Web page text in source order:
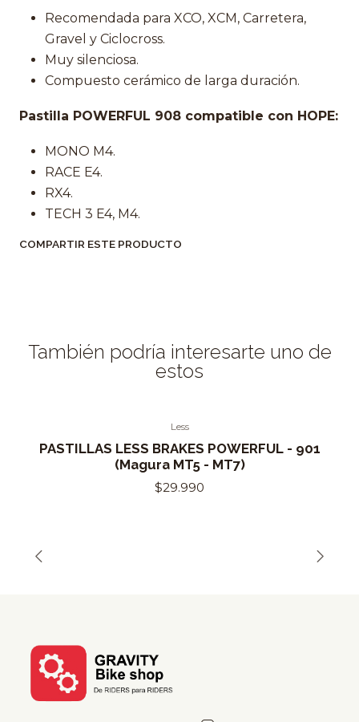
Recomendada para XCO, XCM, Carretera,
Gravel y Ciclocross.
Muy silenciosa.
Compuesto cerámico de larga duración.
Pastilla POWERFUL 908 compatible con HOPE:
MONO M4.
RACE E4.
RX4.
TECH 3 E4, M4.
COMPARTIR ESTE PRODUCTO
También podría interesarte uno de
estos
Less
PASTILLAS LESS BRAKES POWERFUL - 901
(Magura MT5 - MT7)
$29.990